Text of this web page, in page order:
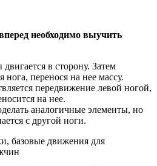
необходимо выучить
в сторону. Затем
нога, перенося на нее массу.
передвижение левой ногой,
на нее.
аналогичные элементы, но
с другой ноги.